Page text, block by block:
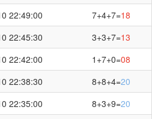
22:49:00 7+4+7=18
22:45:30 3+3+7=13
22:42:00 1+7+0=08
22:38:30 8+8+4=20
22:35:00 8+3+9=20